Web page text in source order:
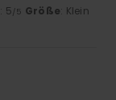
: 5/5 Größe: Klein